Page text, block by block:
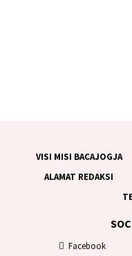
VISI MISI BACAJOGJA
ALAMAT REDAKSI
Facebook